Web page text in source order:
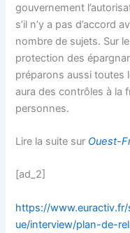
gouvernement
s’il n’y a pas d’accord
nombre de sujets. Sur
protection des
préparons aussi toutes
aura des contrôles à la
personnes.
Lire la suite sur Ouest-
[ad_2]
https://
ue/interview/plan-de-